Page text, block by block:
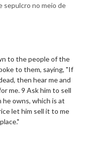
sepulcro no meio de
to the people of the
to them, saying, "If
then hear me and
me. 9 Ask him to sell
he owns, which is at
let him sell it to me